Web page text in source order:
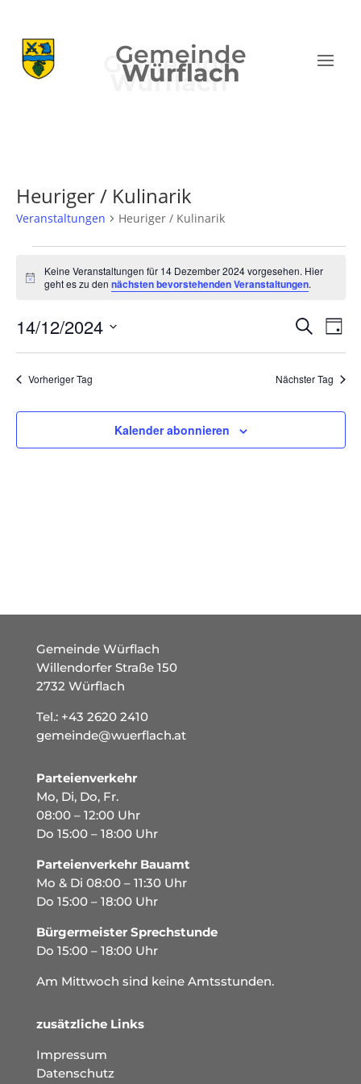
Gemeinde
Würflach
Heuriger / Kulinarik
Veranstaltungen Heuriger / Kulinarik
Veranstaltungen
für
Dezember
2024
Hinweis
Keine Veranstaltungen für 14 Dezember 2024 vorgesehen. Hier
geht es zu dennächsten bevorstehenden Veranstaltungen.
Suche
SucheTag
14/12/2024
Vorheriger Tag Nächster Tag
Kalender abonnieren
Gemeinde Würflach
Willendorfer Straße 150
2732 Würflach
Tel.: +43 2620 2410
gemeinde@wuerflach.at
Parteienverkehr
Mo, Di, Do, Fr.
08:00 – 12:00 Uhr
Do 15:00 – 18:00 Uhr
Parteienverkehr Bauamt
Mo & Di 08:00 – 11:30 Uhr
Do 15:00 – 18:00 Uhr
Bürgermeister Sprechstunde
Do 15:00 – 18:00 Uhr
Am Mittwoch sind keine Amtsstunden.
zusätzliche Links
Impressum
Datenschutz